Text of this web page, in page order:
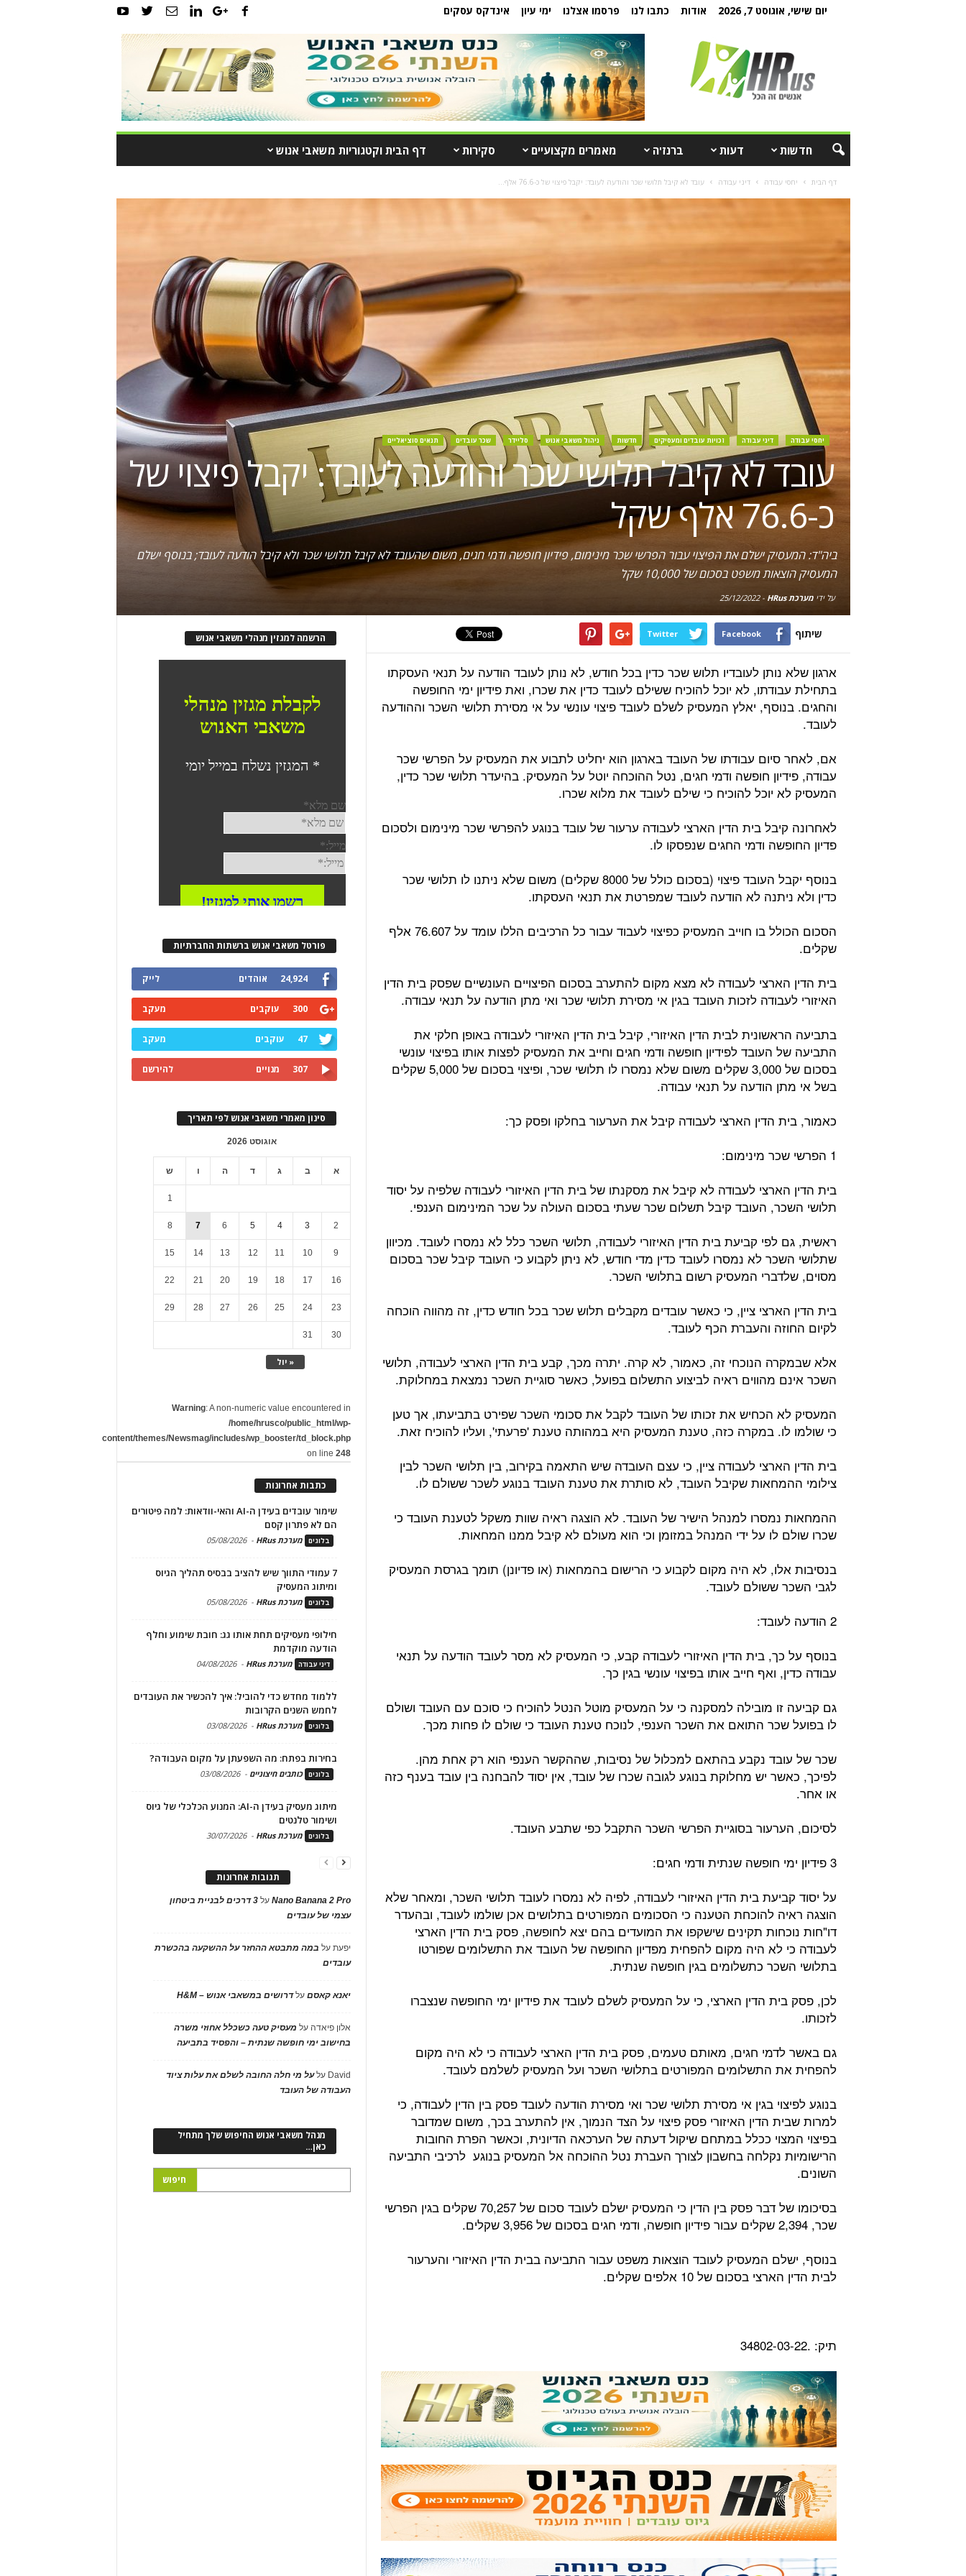
יום שישי, אוגוסט 7, 2026 אודות כתבו לנו פרסמו אצלנו ימי עיון אינדקס עסקים
חדשות דעות ברנז'ה מאמרים מקצועיים סקירות דף הבית וקטגוריות משאבי אנוש
דף הבית יחסי עבודה דיני עבודה עובד לא קיבל תלושי שכר והודעה לעובד: יקבל פיצוי של כ-76.6 אלף...
יחסי עבודה דיני עבודה זכויות עובדים ומעסיקים חדשות ניהול משאבי אנוש סליידר שכר עובדים תנאים סוציאליים
עובד לא קיבל תלושי שכר והודעה לעובד: יקבל פיצוי של
כ-76.6 אלף שקל
ביה"ד: המעסיק ישלם את הפיצוי עבור הפרשי שכר מינימום, פידיון חופשה ודמי חגים, משום שהעובד לא קיבל תלושי שכר ולא קיבל הודעה לעובד; בנוסף ישלם
המעסיק הוצאות משפט בסכום של 10,000 שקל
על ידימערכת HRus -
25/12/2022
שיתוף Facebook
Twitter
ארגון שלא נותן לעובדיו תלוש שכר כדין בכל חודש, לא נותן לעובד הודעה על תנאי העסקתו
בתחילת עבודתו, לא יוכל להוכיח ששילם לעובד כדין את שכרו, ואת פידיון ימי החופשה
והחגים. בנוסף, יאלץ המעסיק לשלם לעובד פיצוי עונשי על אי מסירת תלושי השכר וההודעה
לעובד.
אם, לאחר סיום עבודתו של העובד בארגון הוא יחליט לתבוע את המעסיק על הפרשי שכר
עבודה, פידיון חופשה ודמי חגים, נטל ההוכחה יוטל על המעסיק. בהיעדר תלושי שכר כדין,
המעסיק לא יוכל להוכיח כי שילם לעובד את מלוא שכרו.
לאחרונה קיבל בית הדין הארצי לעבודה ערעור של עובד בנוגע להפרשי שכר מינימום ולסכום
פדיון החופשה ודמי החגים שנפסקו לו.
בנוסף יקבל העובד פיצוי (בסכום כולל של 8000 שקלים) משום שלא ניתנו לו תלושי שכר
כדין ולא ניתנה לא הודעה לעובד שמפרטת את תנאי העסקתו.
הסכום הכולל בו חוייב המעסיק כפיצוי לעבוד עבור כל הרכיבים הללו עומד על 76.607 אלף
שקלים.
בית הדין הארצי לעבודה לא מצא מקום להתערב בסכום הפיצויים העונשיים שפסק בית הדין
האיזורי לעבודה לזכות העובד בגין אי מסירת תלושי שכר ואי מתן הודעה על תנאי עבודה.
בתביעה הראשונית לבית הדין האיזורי, קיבל בית הדין האיזורי לעבודה באופן חלקי את
התביעה של העובד לפידיון חופשה ודמי חגים וחייב את המעסיק לפצות אותו בפיצוי עונשי
בסכום של 3,000 שקלים משום שלא נמסרו לו תלושי שכר, ופיצוי בסכום של 5,000 שקלים
בשל אי מתן הודעה על תנאי עבודה.
כאמור, בית הדין הארצי לעבודה קיבל את הערעור בחלקו ופסק כך:
1 הפרשי שכר מינימום:
בית הדין הארצי לעבודה לא קיבל את מסקנתו של בית הדין האיזורי לעבודה שלפיה על יסוד
תלושי השכר, העובד קיבל תשלום שכר שעתי בסכום העולה על שכר המינימום הענפי.
ראשית, גם לפי קביעת בית הדין האיזורי לעבודה, תלושי השכר כלל לא נמסרו לעובד. מכיוון
שתלושי השכר לא נמסרו לעובד כדין מדי חודש, לא ניתן לקבוע כי העובד קיבל שכר בסכום
מסוים, שלדברי המעסיק רשום בתלושי השכר.
בית הדין הארצי ציין, כי כאשר עובדים מקבלים תלוש שכר בכל חודש כדין, זה מהווה הוכחה
לקיום החוזה והעברת הכף לעובד.
אלא שבמקרה הנוכחי זה, כאמור, לא קרה. יתרה מכך, קבע בית הדין הארצי לעבודה, תלושי
השכר אינם מהווים ראיה לביצוע התשלום בפועל, כאשר סוגיית השכר נמצאת במחלוקת.
המעסיק לא הכחיש את זכותו של העובד לקבל את סכומי השכר שפירט בתביעתו, אך טען
כי שולמו לו. במקרה כזה, טענת המעסיק היא במהותה טענת 'פרעתי', ועליו להוכיח זאת.
בית הדין הארצי לעבודה ציין, כי עצם העובדה שיש התאמה בקירוב, בין תלושי השכר לבין
צילומי ההמחאות שקיבל העובד, לא סותרת את טענת העובד בנוגע לשכר ששולם לו.
ההמחאות נמסרו למנהל הישיר של העובד. לא הוצגה ראיה שוות משקל לטענת העובד כי
שכרו שולם לו על ידי המנהל במזומן וכי הוא מעולם לא קיבל ממנו המחאות.
בנסיבות אלו, לא היה מקום לקבוע כי הרישום בהמחאות (או פדיונן) תומך בגרסת המעסיק
לגבי השכר ששולם לעובד.
2 הודעה לעובד:
בנוסף על כך, בית הדין האיזורי לעבודה קבע, כי המעסיק לא מסר לעובד הודעה על תנאי
עבודה כדין, ואף חייב אותו בפיצוי עונשי בגין כך.
גם קביעה זו מובילה למסקנה כי על המעסיק מוטל הנטל להוכיח כי סוכם עם העובד ושולם
לו בפועל שכר התואם את השכר הענפי, לנוכח טענת העובד כי שולם לו פחות מכך.
שכר של עובד נקבע בהתאם למכלול של נסיבות, שההקשר הענפי הוא רק אחת מהן.
לפיכך, כאשר יש מחלוקת בנוגע לגובה שכרו של עובד, אין יסוד להבחנה בין עובד בענף כזה
או אחר.
לסיכום, הערעור בסוגיית הפרשי השכר התקבל כפי שתבע העובד.
3 פידיון ימי חופשה שנתית ודמי חגים:
על יסוד קביעת בית הדין האיזורי לעבודה, לפיה לא נמסרו לעובד תלושי השכר, ומאחר שלא
הוצגה ראיה להוכחת הטענה כי הסכומים המפורטים בתלושים אכן שולמו לעובד, ובהעדר
דו"חות נוכחות תקינים שישקפו את המועדים בהם יצא לחופשה, פסק בית הדין הארצי
לעבודה כי לא היה מקום להפחית מפדיון החופשה של העובד את התשלומים שפורטו
בתלושי השכר כתשלומים בגין חופשה שנתית.
לכן, פסק בית הדין הארצי, כי על המעסיק לשלם לעובד את פידיון ימי החופשה שנצברו
לזכותו.
גם באשר לדמי חגים, מאותם טעמים, פסק בית הדין הארצי לעבודה כי לא היה מקום
להפחית את התשלומים המפורטים בתלושי השכר ועל המעסיק לשלמם לעובד.
בנוגע לפיצוי בגין אי מסירת תלושי שכר ואי מסירת הודעה לעובד פסק בין הדין לעבודה, כי
למרות שבית הדין האיזורי פסק פיצוי על הצד הנמוך, אין להתערב בכך, משום שמדובר
בפיצוי המצוי ככלל במתחם שיקול דעתה של הערכאה הדיונית, וכאשר הפרת החובות
הרישומיות נקלחה בחשבון לצורך העברת נטל ההוכחה אל המעסיק בנוגע לרכיבי התביעה
השונים.
בסיכומו של דבר פסק בין הדין כי המעסיק ישלם לעובד סכום של 70,257 שקלים בגין הפרשי
שכר, 2,394 שקלים עבור פידיון חופשה, ודמי חגים בסכום של 3,956 שקלים.
בנוסף, ישלם המעסיק לעובד הוצאות משפט עבור התביעה בבית הדין האיזורי והערעור
לבית הדין הארצי בסכום של 10 אלפים שקלים.
תיק: .34802-03-22
הרשמה למגזין מנהלי משאבי אנוש
פורטל משאבי אנוש ברשתות החברתיות
24,924 אוהדים לייק
300 עוקבים מעקב
47 עוקבים מעקב
307 מנויים להירשם
סינון מאמרי משאבי אנוש לפי תאריך
אוגוסט 2026
א ב ג ד ה ו ש
« יול
1
2
3
4
5
6
7
8
9
10
11
12
13
14
15
16
17
18
19
20
21
22
23
24
25
26
27
28
29
30
31
Warning: A non-numeric value encountered in
/home/hrusco/public_html/wp-
content/themes/Newsmag/includes/wp_booster/td_block.php
on line248
כתבות אחרונות
שימור עובדים בעידן ה-AI והאי-וודאות: למה פיטורים
הם לא פתרון קסם
בלוגים מערכת HRus -
05/08/2026
7 עמודי התווך שיש להציב בבסיס תהליך הגיוס
ומיתוג המעסיק
בלוגים מערכת HRus -
05/08/2026
חילופי מעסיקים תחת אותו גג: חובת שימוע וחלף
הודעה מוקדמת
דיני עבודה מערכת HRus -
04/08/2026
ללמוד מחדש כדי להוביל: איך להכשיר את העובדים
לחמש השנים הקרובות
בלוגים מערכת HRus -
03/08/2026
בחירות בפתח: מה השפעתן על מקום העבודה?
בלוגים כותבים חיצוניים -
03/08/2026
מיתוג מעסיק בעידן ה-AI: המנוע הכלכלי של גיוס
ושימור טלנטים
בלוגים מערכת HRus -
30/07/2026
תגובות אחרונות
Nano Banana 2 Proעל
3 דרכים לבניית ביטחון
עצמי של עובדים
יפעתעל במה מתבטא ההחזר על ההשקעה בהכשרת
עובדים
יאנא קאסםעלדרושים במשאבי אנוש – H&M
אלון פיאדה על מעסיק טעה כשכלל אחוזי משרה
בחישוב ימי חופשה שנתית – והפסיד בתביעה
David עלעל מי חלה החובה לשלם את עלות ציוד
העבודה של העובד
מנהל משאבי אנוש החיפוש שלך מתחיל
כאן…